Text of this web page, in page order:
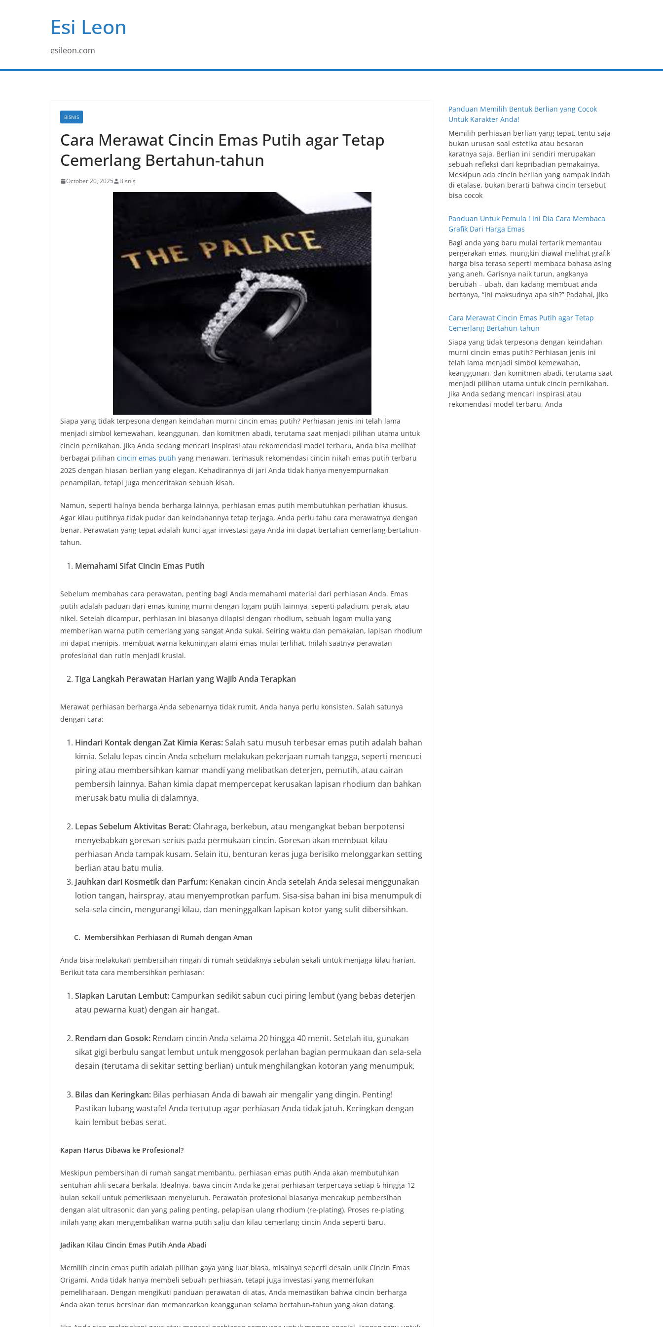
Esi Leon
esileon.com
BISNIS
Cara Merawat Cincin Emas Putih agar Tetap
Cemerlang Bertahun-tahun
October 20, 2025 Bisnis
Siapa yang tidak terpesona dengan keindahan murni cincin emas putih? Perhiasan jenis ini telah lama
menjadi simbol kemewahan, keanggunan, dan komitmen abadi, terutama saat menjadi pilihan utama untuk
cincin pernikahan. Jika Anda sedang mencari inspirasi atau rekomendasi model terbaru, Anda bisa melihat
berbagai pilihan cincin emas putih yang menawan, termasuk rekomendasi cincin nikah emas putih terbaru
2025 dengan hiasan berlian yang elegan. Kehadirannya di jari Anda tidak hanya menyempurnakan
penampilan, tetapi juga menceritakan sebuah kisah.
Namun, seperti halnya benda berharga lainnya, perhiasan emas putih membutuhkan perhatian khusus.
Agar kilau putihnya tidak pudar dan keindahannya tetap terjaga, Anda perlu tahu cara merawatnya dengan
benar. Perawatan yang tepat adalah kunci agar investasi gaya Anda ini dapat bertahan cemerlang bertahun-
tahun.
Memahami Sifat Cincin Emas Putih
Sebelum membahas cara perawatan, penting bagi Anda memahami material dari perhiasan Anda. Emas
putih adalah paduan dari emas kuning murni dengan logam putih lainnya, seperti paladium, perak, atau
nikel. Setelah dicampur, perhiasan ini biasanya dilapisi dengan rhodium, sebuah logam mulia yang
memberikan warna putih cemerlang yang sangat Anda sukai. Seiring waktu dan pemakaian, lapisan rhodium
ini dapat menipis, membuat warna kekuningan alami emas mulai terlihat. Inilah saatnya perawatan
profesional dan rutin menjadi krusial.
Tiga Langkah Perawatan Harian yang Wajib Anda Terapkan
Merawat perhiasan berharga Anda sebenarnya tidak rumit, Anda hanya perlu konsisten. Salah satunya
dengan cara:
Hindari Kontak dengan Zat Kimia Keras:Salah satu musuh terbesar emas putih adalah bahan
kimia. Selalu lepas cincin Anda sebelum melakukan pekerjaan rumah tangga, seperti mencuci
piring atau membersihkan kamar mandi yang melibatkan deterjen, pemutih, atau cairan
pembersih lainnya. Bahan kimia dapat mempercepat kerusakan lapisan rhodium dan bahkan
merusak batu mulia di dalamnya.
Lepas Sebelum Aktivitas Berat: Olahraga, berkebun, atau mengangkat beban berpotensi
menyebabkan goresan serius pada permukaan cincin. Goresan akan membuat kilau
perhiasan Anda tampak kusam. Selain itu, benturan keras juga berisiko melonggarkan setting
berlian atau batu mulia.
Jauhkan dari Kosmetik dan Parfum: Kenakan cincin Anda setelah Anda selesai menggunakan
lotion tangan, hairspray, atau menyemprotkan parfum. Sisa-sisa bahan ini bisa menumpuk di
sela-sela cincin, mengurangi kilau, dan meninggalkan lapisan kotor yang sulit dibersihkan.
C. Membersihkan Perhiasan di Rumah dengan Aman
Anda bisa melakukan pembersihan ringan di rumah setidaknya sebulan sekali untuk menjaga kilau harian.
Berikut tata cara membersihkan perhiasan:
Siapkan Larutan Lembut: Campurkan sedikit sabun cuci piring lembut (yang bebas deterjen
atau pewarna kuat) dengan air hangat.
Rendam dan Gosok: Rendam cincin Anda selama 20 hingga 40 menit. Setelah itu, gunakan
sikat gigi berbulu sangat lembut untuk menggosok perlahan bagian permukaan dan sela-sela
desain (terutama di sekitar setting berlian) untuk menghilangkan kotoran yang menumpuk.
Bilas dan Keringkan: Bilas perhiasan Anda di bawah air mengalir yang dingin. Penting!
Pastikan lubang wastafel Anda tertutup agar perhiasan Anda tidak jatuh. Keringkan dengan
kain lembut bebas serat.
Kapan Harus Dibawa ke Profesional?
Meskipun pembersihan di rumah sangat membantu, perhiasan emas putih Anda akan membutuhkan
sentuhan ahli secara berkala. Idealnya, bawa cincin Anda ke gerai perhiasan terpercaya setiap 6 hingga 12
bulan sekali untuk pemeriksaan menyeluruh. Perawatan profesional biasanya mencakup pembersihan
dengan alat ultrasonic dan yang paling penting, pelapisan ulang rhodium (re-plating). Proses re-plating
inilah yang akan mengembalikan warna putih salju dan kilau cemerlang cincin Anda seperti baru.
Jadikan Kilau Cincin Emas Putih Anda Abadi
Memilih cincin emas putih adalah pilihan gaya yang luar biasa, misalnya seperti desain unik Cincin Emas
Origami. Anda tidak hanya membeli sebuah perhiasan, tetapi juga investasi yang memerlukan
pemeliharaan. Dengan mengikuti panduan perawatan di atas, Anda memastikan bahwa cincin berharga
Anda akan terus bersinar dan memancarkan keanggunan selama bertahun-tahun yang akan datang.
Panduan Memilih Bentuk Berlian yang Cocok
Untuk Karakter Anda!
Memilih perhiasan berlian yang tepat, tentu saja
bukan urusan soal estetika atau besaran
karatnya saja. Berlian ini sendiri merupakan
sebuah refleksi dari kepribadian pemakainya.
Meskipun ada cincin berlian yang nampak indah
di etalase, bukan berarti bahwa cincin tersebut
bisa cocok
Panduan Untuk Pemula ! Ini Dia Cara Membaca
Grafik Dari Harga Emas
Bagi anda yang baru mulai tertarik memantau
pergerakan emas, mungkin diawal melihat grafik
harga bisa terasa seperti membaca bahasa asing
yang aneh. Garisnya naik turun, angkanya
berubah – ubah, dan kadang membuat anda
bertanya, “Ini maksudnya apa sih?” Padahal, jika
Cara Merawat Cincin Emas Putih agar Tetap
Cemerlang Bertahun-tahun
Siapa yang tidak terpesona dengan keindahan
murni cincin emas putih? Perhiasan jenis ini
telah lama menjadi simbol kemewahan,
keanggunan, dan komitmen abadi, terutama saat
menjadi pilihan utama untuk cincin pernikahan.
Jika Anda sedang mencari inspirasi atau
rekomendasi model terbaru, Anda